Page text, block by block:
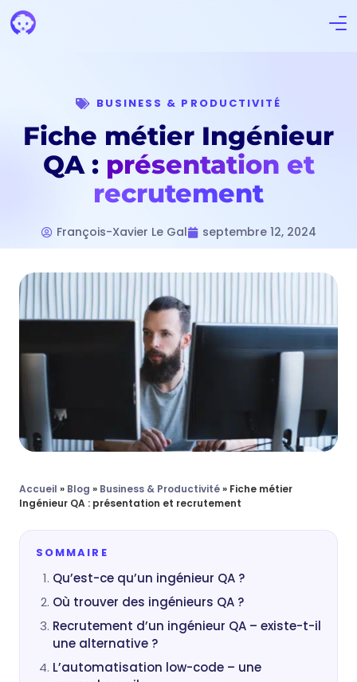
BUSINESS & PRODUCTIVITÉ
Fiche métier Ingénieur
QA : présentation et
recrutement
François-Xavier Le Gal septembre 12, 2024
Accueil » Blog » Business & Productivité» Fiche métier
Ingénieur QA : présentation et recrutement
SOMMAIRE
Qu’est-ce qu’un ingénieur QA ?
Où trouver des ingénieurs QA ?
Recrutement d’un ingénieur QA – existe-t-il
une alternative ?
L’automatisation low-code – une